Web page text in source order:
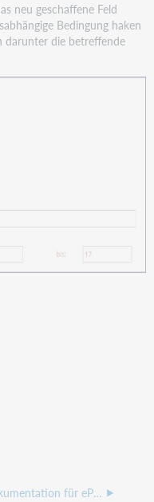
neu geschaffene Feld
Bedingung haken
darunter die betreffende
Dokumentation für ePay21 (ab V11.0)